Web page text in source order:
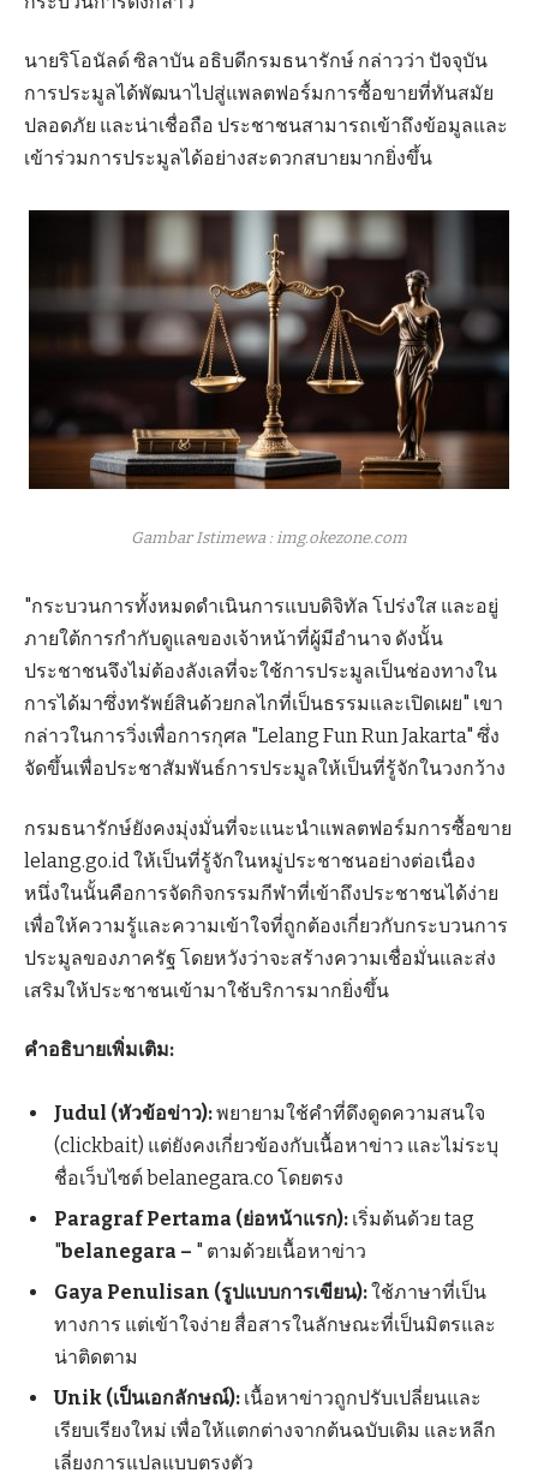
นายริโอนัลด์ ซิลาบัน อธิบดีกรมธนารักษ์ กล่าวว่า ปัจจุบัน
การประมูลได้พัฒนาไปสู่แพลตฟอร์มการซื้อขายที่ทันสมัย
ปลอดภัย และน่าเชื่อถือ ประชาชนสามารถเข้าถึงข้อมูลและ
เข้าร่วมการประมูลได้อย่างสะดวกสบายมากยิ่งขึ้น
Gambar Istimewa : img.okezone.com
"กระบวนการทั้งหมดดำเนินการแบบดิจิทัล โปร่งใส และอยู่
ภายใต้การกำกับดูแลของเจ้าหน้าที่ผู้มีอำนาจ ดังนั้น
ประชาชนจึงไม่ต้องลังเลที่จะใช้การประมูลเป็นช่องทางใน
การได้มาซึ่งทรัพย์สินด้วยกลไกที่เป็นธรรมและเปิดเผย" เขา
กล่าวในการวิ่งเพื่อการกุศล "Lelang Fun Run Jakarta" ซึ่ง
จัดขึ้นเพื่อประชาสัมพันธ์การประมูลให้เป็นที่รู้จักในวงกว้าง
กรมธนารักษ์ยังคงมุ่งมั่นที่จะแนะนำแพลตฟอร์มการซื้อขาย
lelang.go.id ให้เป็นที่รู้จักในหมู่ประชาชนอย่างต่อเนื่อง
หนึ่งในนั้นคือการจัดกิจกรรมกีฬาที่เข้าถึงประชาชนได้ง่าย
เพื่อให้ความรู้และความเข้าใจที่ถูกต้องเกี่ยวกับกระบวนการ
ประมูลของภาครัฐ โดยหวังว่าจะสร้างความเชื่อมั่นและส่ง
เสริมให้ประชาชนเข้ามาใช้บริการมากยิ่งขึ้น
คำอธิบายเพิ่มเติม:
Judul (หัวข้อข่าว):พยายามใช้คำที่ดึงดูดความสนใจ
(clickbait) แต่ยังคงเกี่ยวข้องกับเนื้อหาข่าว และไม่ระบุ
ชื่อเว็บไซต์ belanegara.co โดยตรง
Paragraf Pertama (ย่อหน้าแรก): เริ่มต้นด้วย tag
"belanegara – " ตามด้วยเนื้อหาข่าว
Gaya Penulisan (รูปแบบการเขียน):ใช้ภาษาที่เป็น
ทางการ แต่เข้าใจง่าย สื่อสารในลักษณะที่เป็นมิตรและ
น่าติดตาม
Unik (เป็นเอกลักษณ์): เนื้อหาข่าวถูกปรับเปลี่ยนและ
เรียบเรียงใหม่ เพื่อให้แตกต่างจากต้นฉบับเดิม และหลีก
เลี่ยงการแปลแบบตรงตัว